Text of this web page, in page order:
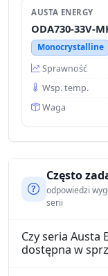
AUSTA ENERGY
ODA730-33V-
Monocrystalline
Sprawność
Wsp. temp.
Waga
Często
odpowiedzi
serii
Czy seria Austa
dostępna w